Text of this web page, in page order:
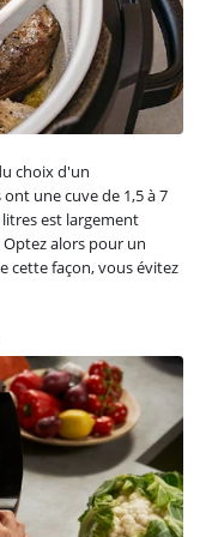
choix d'un
une cuve de 1,5 à 7
litres est largement
alors pour un
cette façon, vous évitez